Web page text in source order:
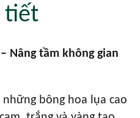
tiết
Nâng tầm không gian
bông hoa lụa cao